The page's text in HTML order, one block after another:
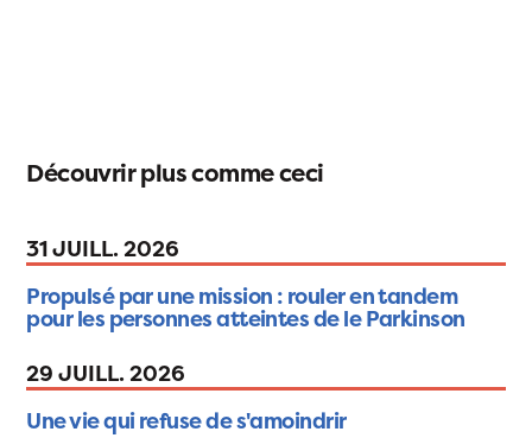
Découvrir plus comme ceci
31 JUILL. 2026
Propulsé par une mission : rouler en tandem
pour les personnes atteintes de le Parkinson
29 JUILL. 2026
Une vie qui refuse de s'amoindrir